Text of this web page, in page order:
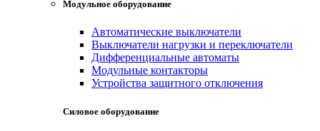
Модульное оборудование
Автоматические выключатели
Выключатели нагрузки и переключатели
Дифференциальные автоматы
Модульные контакторы
Устройства защитного отключения
Силовое оборудование